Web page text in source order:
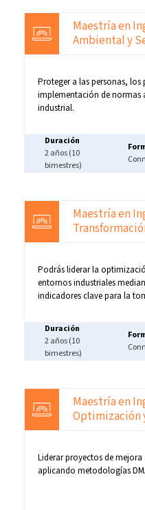
Maestría en
Ambiental y
Proteger a las personas,
implementación de normas
industrial.
Duración
2 años (10
bimestres)
Maestría en
Podrás liderar la
entornos industriales
indicadores clave para la
Duración
2 años (10
bimestres)
Maestría en
Optimización
Liderar proyectos de
aplicando metodologías